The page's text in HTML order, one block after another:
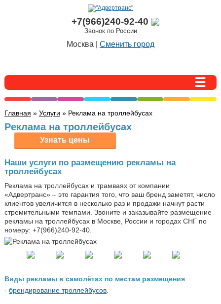
+7(966)240-92-40
Звонок по России
Москва | Сменить город
Главная » Услуги » Реклама на троллейбусах
Реклама на троллейбусах
Наши услуги по размещению рекламы на
троллейбусах
Реклама на троллейбусах и трамваях от компании
«Адвертранс» – это гарантия того, что ваш бренд заметят, число
клиентов увеличится в несколько раз и продажи начнут расти
стремительными темпами. Звоните и заказывайте размещение
рекламы на троллейбусах в Москве, России и городах СНГ по
номеру: +7(966)240-92-40.
Виды рекламы в самолётах по местам размещения
- брендирование троллейбусов.